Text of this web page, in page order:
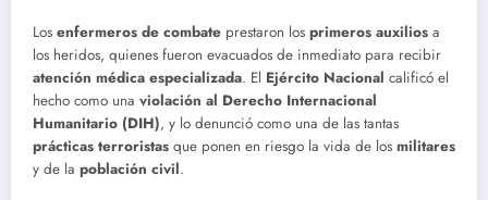
Los enfermeros de combate prestaron los primeros auxilios a
los heridos, quienes fueron evacuados de inmediato para recibir
atención médica especializada. El Ejército Nacional calificó el
hecho como una violación al Derecho Internacional
Humanitario (DIH), y lo denunció como una de las tantas
prácticas terroristas que ponen en riesgo la vida de los militares
y de la población civil.